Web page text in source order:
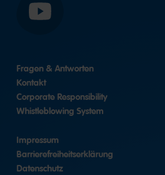
YouTube
Fragen & Antworten
Kontakt
Corporate Responsibility
Whistleblowing System
Impressum
Barrierefreiheitserklärung
Datenschutz